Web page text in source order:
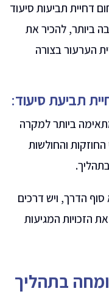
דחיית תביעות סיעוד
ביותר, להכיר את
הערעור בצורה
תביעת סיעוד:
ביותר למקרה
החוזקות והחולשות
.
הדרך, ויש דרכים
הזכויות המגיעות
בתהליך